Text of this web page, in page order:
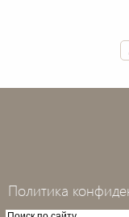
Политика